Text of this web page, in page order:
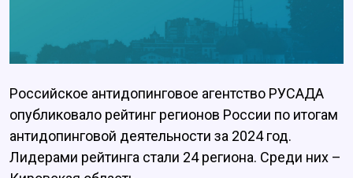
Российское антидопинговое агентство РУСАДА
опубликовало рейтинг регионов России по итогам
антидопинговой деятельности за 2024 год.
Лидерами рейтинга стали 24 региона. Среди них –